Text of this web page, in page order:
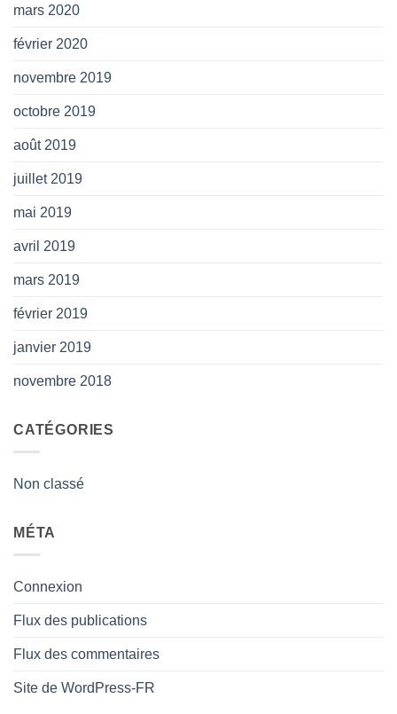
mars 2020
février 2020
novembre 2019
octobre 2019
août 2019
juillet 2019
mai 2019
avril 2019
mars 2019
février 2019
janvier 2019
novembre 2018
CATÉGORIES
Non classé
MÉTA
Connexion
Flux des publications
Flux des commentaires
Site de WordPress-FR